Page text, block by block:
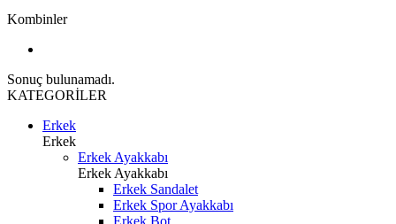
Kombinler
Sonuç bulunamadı.
KATEGORİLER
Erkek
Erkek
Erkek Ayakkabı
Erkek Ayakkabı
Erkek Sandalet
Erkek Spor Ayakkabı
Erkek Bot